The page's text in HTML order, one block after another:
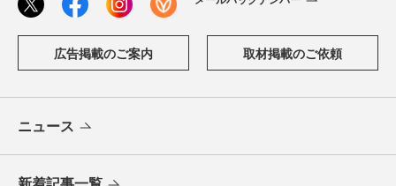
広告掲載のご案内 取材掲載のご依頼
ニュース